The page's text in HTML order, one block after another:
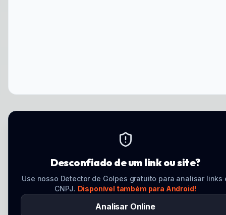
Desconfiado de um link ou site?
Use nosso Detector de Golpes gratuito para analisar links
CNPJ. Disponível também para Android!
Analisar Online